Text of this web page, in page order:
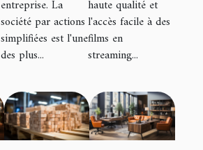
entreprise. La
société par actions
simplifiées est l'une
des plus...
d'une salle
de cinéma
chez soi
haute qualité et
l'accès facile à des
films en
streaming...